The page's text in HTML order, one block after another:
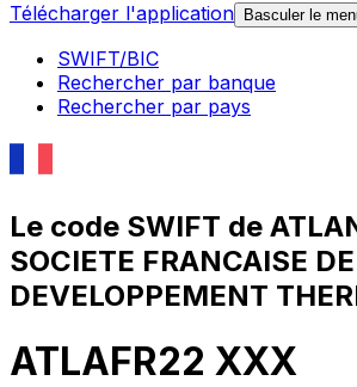
Télécharger l'application
Basculer le
SWIFT/BIC
Rechercher par banque
Rechercher par pays
Le code SWIFT de
SOCIETE FRANCAISE DE
DEVELOPPEMENT
ATLAFR22 XXX